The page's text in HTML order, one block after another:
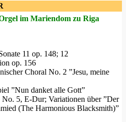
im Mariendom zu Riga
11 op. 148; 12
op. 156
Choral No. 2 ”Jesu, meine
”Nun danket alle Gott”
No. 5, E-Dur; Variationen über ”Der
(The Harmonious Blacksmith)”